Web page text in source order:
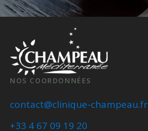
NOS COORDONNÉES
contact@clinique-champeau.fr
+33 4 67 09 19 20